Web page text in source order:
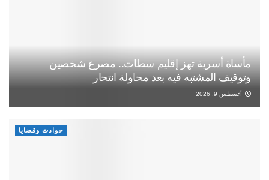
مأساة أسرية تهز إقليم سطات.. مصرع شخصين
وتوقيف المشتبه فيه بعد محاولة انتحار
أغسطس 9, 2026
حوادث وقضايا